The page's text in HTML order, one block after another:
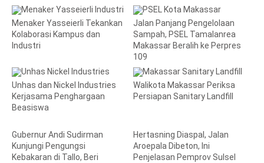
Menaker Yasseierli Tekankan
Kolaborasi Kampus dan
Industri
Jalan Panjang Pengelolaan
Sampah, PSEL Tamalanrea
Makassar Beralih ke Perpres
109
Unhas dan Nickel Industries
Kerjasama Penghargaan
Beasiswa
Walikota Makassar Periksa
Persiapan Sanitary Landfill
Gubernur Andi Sudirman
Kunjungi Pengungsi
Kebakaran di Tallo, Beri
Hertasning Diaspal, Jalan
Aroepala Dibeton, Ini
Penjelasan Pemprov Sulsel